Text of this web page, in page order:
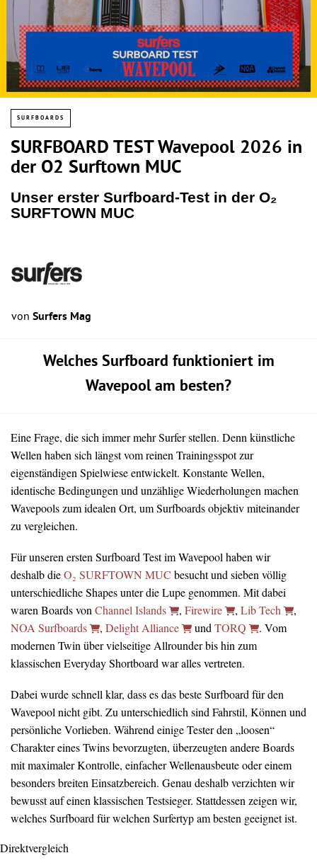
SURFBOARDS
SURFBOARD TEST Wavepool 2026 in
der O2 Surftown MUC
Unser erster Surfboard-Test in der O₂
SURFTOWN MUC
von Surfers Mag
Welches Surfboard funktioniert im
Wavepool am besten?
Eine Frage, die sich immer mehr Surfer stellen. Denn künstliche
Wellen haben sich längst vom reinen Trainingsspot zur
eigenständigen Spielwiese entwickelt. Konstante Wellen,
identische Bedingungen und unzählige Wiederholungen machen
Wavepools zum idealen Ort, um Surfboards objektiv miteinander
zu vergleichen.
Für unseren ersten Surfboard Test im Wavepool haben wir
deshalb dieO₂ SURFTOWN MUC besucht und sieben völlig
unterschiedliche Shapes unter die Lupe genommen. Mit dabei
waren Boards von Channel Islands , Firewire , Lib Tech
,
NOA Surfboards
, Delight Alliance und TORQ
. Vom
modernen Twin über vielseitige Allrounder bis hin zum
klassischen Everyday Shortboard war alles vertreten.
Dabei wurde schnell klar, dass es das beste Surfboard für den
Wavepool nicht gibt. Zu unterschiedlich sind Fahrstil, Können und
persönliche Vorlieben. Während einige Tester den „loosen“
Charakter eines Twins bevorzugten, überzeugten andere Boards
mit maximaler Kontrolle, einfacher Wellenausbeute oder einem
besonders breiten Einsatzbereich. Genau deshalb verzichten wir
bewusst auf einen klassischen Testsieger. Stattdessen zeigen wir,
welches Surfboard für welchen Surfertyp am besten geeignet ist.
Direktvergleich